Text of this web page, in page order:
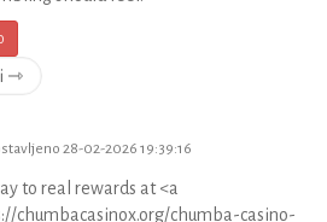
⇾
28-02-2026 19:39:16
to real rewards at <a
chumbacasinox.org/chumba-casino-